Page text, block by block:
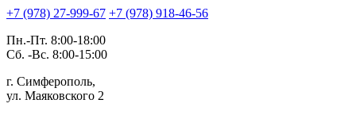
+7 (978) 27-999-67 +7 (978) 918-46-56
Пн.-Пт. 8:00-18:00
Сб. -Вс. 8:00-15:00
г. Симферополь,
ул. Маяковского 2